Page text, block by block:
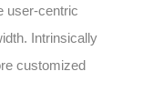
user-centric
Intrinsically
customized